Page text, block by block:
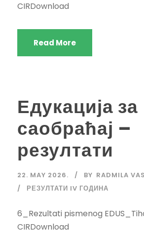
CIRDownload
Read More
Едукација за
саобраћај –
резултати
22. MAY 2026. BY RADMILA
РЕЗУЛТАТИ IV ГОДИНА
6_Rezultati pismenog
CIRDownload